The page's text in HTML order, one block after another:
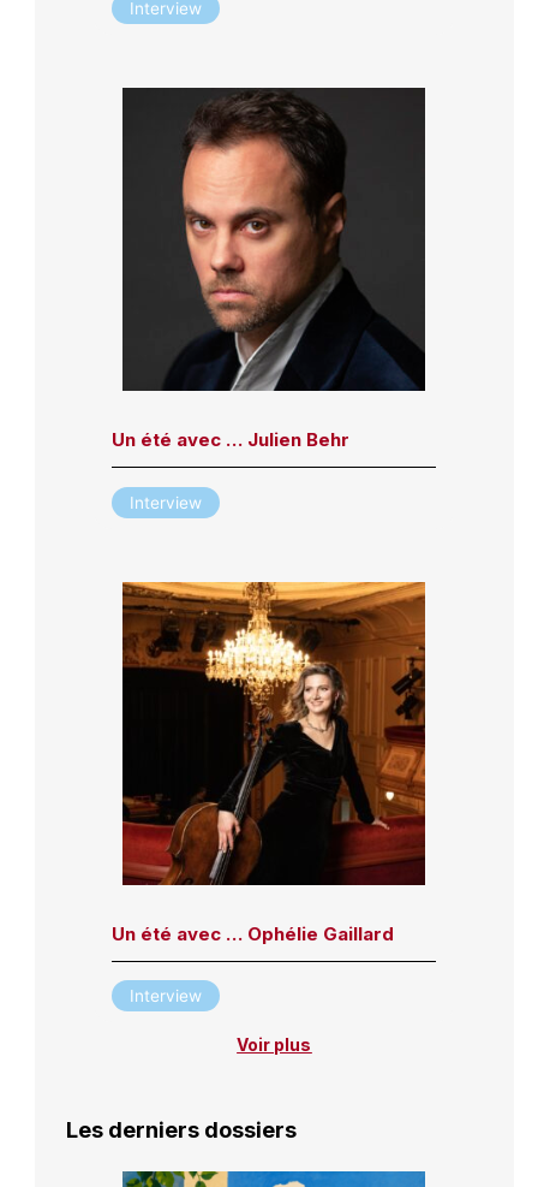
Interview
Un été avec … Julien Behr
Interview
Un été avec … Ophélie Gaillard
Interview
Voir plus
Les derniers dossiers